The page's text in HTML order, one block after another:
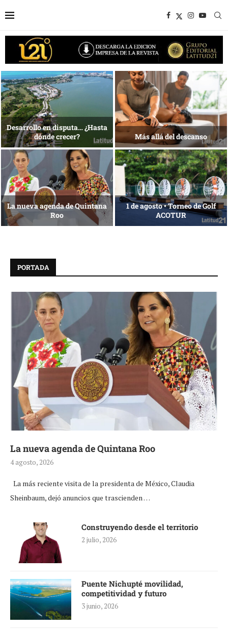
Bottega, un viaje servido a la
mesa
Energía que Impulsa la
competitividad
Reconocimiento de viajeros La esencia del servicio
PORTADA
La nueva agenda de Quintana Roo
4 agosto, 2026
La más reciente visita de la presidenta de México, Claudia
Sheinbaum, dejó anuncios que trascienden …
Construyendo desde el territorio
2 julio, 2026
Puente Nichupté movilidad,
competitividad y futuro
3 junio, 2026